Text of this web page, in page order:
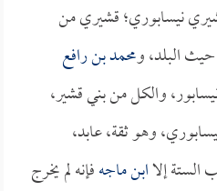
نيسابوري؛ قشيري من
البلد، ومحمد بن رافع
والكل من بني قشير،
وهو ثقة، عابد،
إلاابن ماجهفإنه لم يخرج